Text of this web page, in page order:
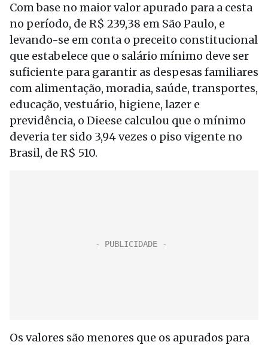
Com base no maior valor apurado para a cesta
no período, de R$ 239,38 em São Paulo, e
levando-se em conta o preceito constitucional
que estabelece que o salário mínimo deve ser
suficiente para garantir as despesas familiares
com alimentação, moradia, saúde, transportes,
educação, vestuário, higiene, lazer e
previdência, o Dieese calculou que o mínimo
deveria ter sido 3,94 vezes o piso vigente no
Brasil, de R$ 510.
Os valores são menores que os apurados para